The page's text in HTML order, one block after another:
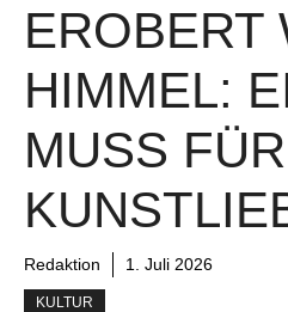
EROBERT
HIMMEL:
MUSS FÜR
Redaktion 1. Juli 2026
KULTUR